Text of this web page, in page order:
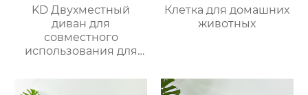
KD Двухместный
диван для
совместного
использования для
Клетка для домашних
животных